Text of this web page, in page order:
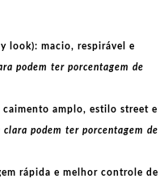
look): macio, respirável e
podem ter porcentagem de
caimento amplo, estilo street e
clara podem ter porcentagem de
rápida e melhor controle de